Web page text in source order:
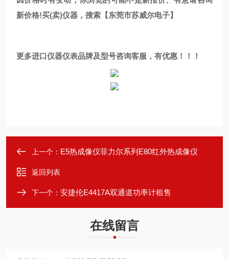
新价格!买(卖)仪器，搜索【东莞市苏威尔电子】
更多进口仪器仪表品牌及型号咨询客服，有优惠！！！
上一个： E5热成像仪菲力尔系列E80红外热成像仪
返回列表
下一个： 安捷伦E4417A双通道功率计租售
在线留言